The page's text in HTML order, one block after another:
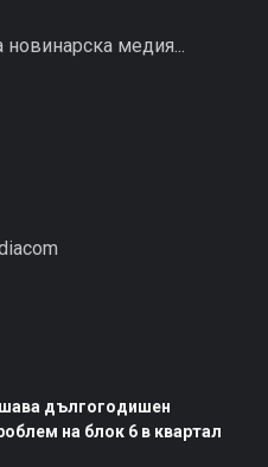
медия...
дългогодишен
на блок 6 в квартал